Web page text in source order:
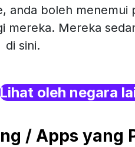
anda boleh menemui
mereka. Mereka
di sini.
Lihat oleh negara
/ Apps yang